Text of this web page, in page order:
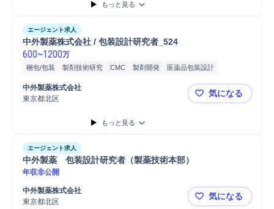
もっと見る
エージェント求人
中外製薬株式会社 / 包装設計研究者_524
600~1200万
梱包/包装 製剤技術研究 CMC 製剤開発
医薬品包装設計
医薬品包装
固形製剤研究開発
プロジェクトマネジメント
修士採用
中外製薬株式会社
東京都北区
中外製薬株
気になる
もっと見る
エージェント求人
中外製薬　包装設計研究者（製薬技術本部）
年収非公開
中外製薬株式会社
東京都北区
中外製薬
気になる